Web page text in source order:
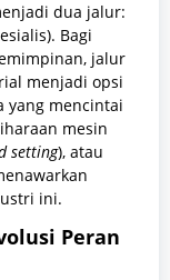
dua jalur:
Bagi
jalur
menjadi opsi
yang mencintai
mesin
setting), atau
ini.
Peran